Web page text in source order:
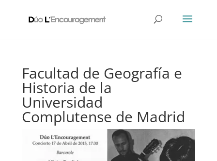
Facultad de Geografía e
Historia de la
Universidad
Complutense de Madrid